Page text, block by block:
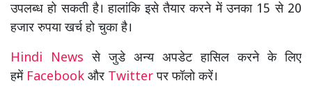
उपलब्ध हो सकती है। हालांकि इसे तैयार करने में उनका 15 से 20
हजार रुपया खर्च हो चुका है।
Hindi Newsसे जुडे अन्य अपडेट हासिल करने के लिए
हमें Facebook और Twitterपर फॉलो करें।